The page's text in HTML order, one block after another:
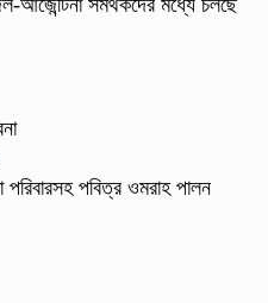
আর্জেন্টিনা সমর্থকদের মধ্যে চলছে
পবিত্র ওমরাহ পালন